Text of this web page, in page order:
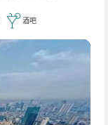
酒吧